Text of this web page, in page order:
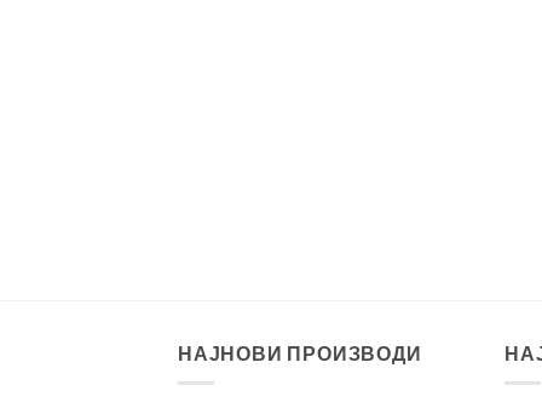
НАЈНОВИ ПРОИЗВОДИ